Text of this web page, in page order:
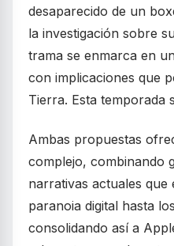
desaparecido de un
la investigación sobre
trama se enmarca en
con implicaciones que
Tierra. Esta temporada
Ambas propuestas
complejo, combinando
narrativas actuales que
paranoia digital hasta
consolidando así a